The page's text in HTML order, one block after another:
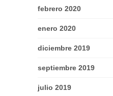
febrero 2020
enero 2020
diciembre 2019
septiembre 2019
julio 2019